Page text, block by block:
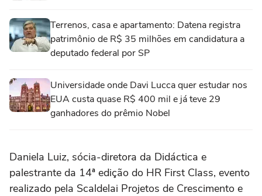
Terrenos, casa e apartamento: Datena registra
patrimônio de R$ 35 milhões em candidatura a
deputado federal por SP
Universidade onde Davi Lucca quer estudar nos
EUA custa quase R$ 400 mil e já teve 29
ganhadores do prêmio Nobel
Daniela Luiz, sócia-diretora da Didáctica e
palestrante da 14ª edição do HR First Class, evento
realizado pela Scaldelai Projetos de Crescimento e